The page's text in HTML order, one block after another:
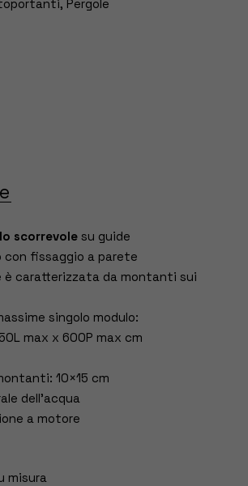
, Pergole
scorrevole su guide
fissaggio a parete
è caratterizzata da montanti sui
singolo modulo:
max x 600P max cm
10×15 cm
dell’acqua
a motore
misura